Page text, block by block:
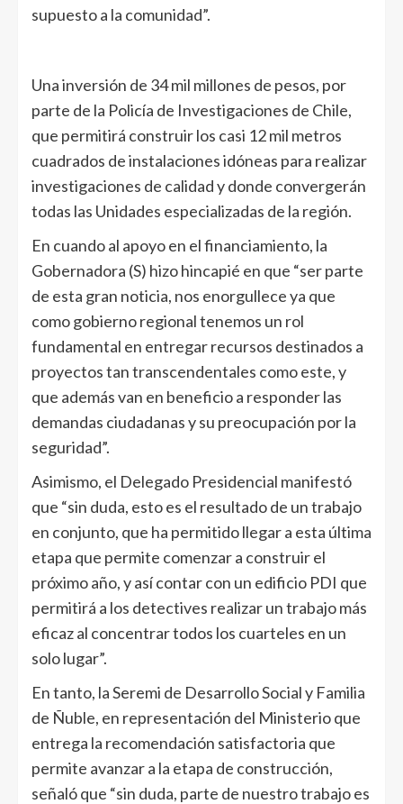
supuesto a la comunidad”.
Una inversión de 34 mil millones de pesos, por
parte de la Policía de Investigaciones de Chile,
que permitirá construir los casi 12 mil metros
cuadrados de instalaciones idóneas para realizar
investigaciones de calidad y donde convergerán
todas las Unidades especializadas de la región.
En cuando al apoyo en el financiamiento, la
Gobernadora (S) hizo hincapié en que “ser parte
de esta gran noticia, nos enorgullece ya que
como gobierno regional tenemos un rol
fundamental en entregar recursos destinados a
proyectos tan transcendentales como este, y
que además van en beneficio a responder las
demandas ciudadanas y su preocupación por la
seguridad”.
Asimismo, el Delegado Presidencial manifestó
que “sin duda, esto es el resultado de un trabajo
en conjunto, que ha permitido llegar a esta última
etapa que permite comenzar a construir el
próximo año, y así contar con un edificio PDI que
permitirá a los detectives realizar un trabajo más
eficaz al concentrar todos los cuarteles en un
solo lugar”.
En tanto, la Seremi de Desarrollo Social y Familia
de Ñuble, en representación del Ministerio que
entrega la recomendación satisfactoria que
permite avanzar a la etapa de construcción,
señaló que “sin duda, parte de nuestro trabajo es